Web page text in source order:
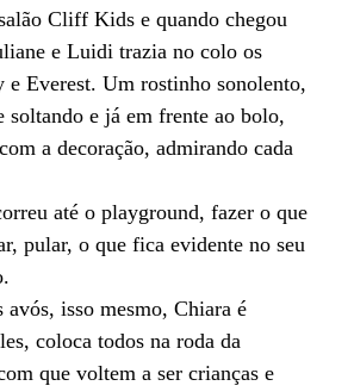
Cliff Kids e quando chegou
e Luidi trazia no colo os
e Everest. Um rostinho sonolento,
soltando e já em frente ao bolo,
a decoração, admirando cada
até o playground, fazer o que
pular, o que fica evidente no seu
avós, isso mesmo, Chiara é
coloca todos na roda da
que voltem a ser crianças e